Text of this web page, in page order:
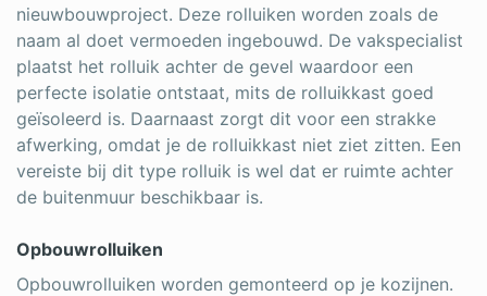
nieuwbouwproject. Deze rolluiken worden zoals de
naam al doet vermoeden ingebouwd. De vakspecialist
plaatst het rolluik achter de gevel waardoor een
perfecte isolatie ontstaat, mits de rolluikkast goed
geïsoleerd is. Daarnaast zorgt dit voor een strakke
afwerking, omdat je de rolluikkast niet ziet zitten. Een
vereiste bij dit type rolluik is wel dat er ruimte achter
de buitenmuur beschikbaar is.
Opbouwrolluiken
Opbouwrolluiken worden gemonteerd op je kozijnen.